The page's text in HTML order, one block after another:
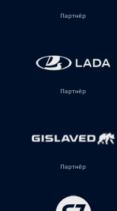
Партнёр
Партнёр
Партнёр